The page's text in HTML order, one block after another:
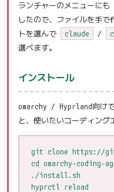
ランチャーのメニューにも
したので、ファイルを手
トを選んで
claude /
選べます。
インストール
omarchy / Hyprland向けで
と、使いたいコーディング
git clone https://
cd omarchy-coding-
./install.sh